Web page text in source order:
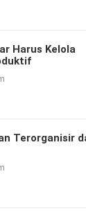
Harus Kelola
Terorganisir